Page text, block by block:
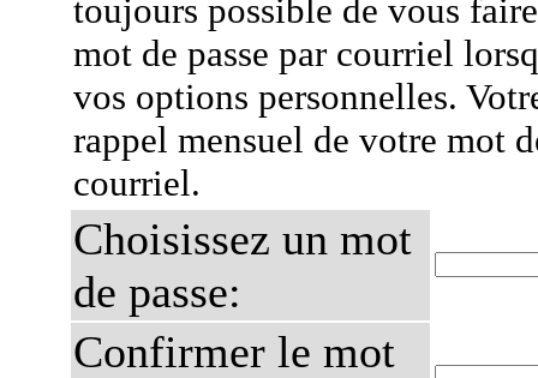
toujours possible de vous
mot de passe par courriel
vos options personnelles.
rappel mensuel de votre mot
courriel.
Choisissez un mot
de passe:
Confirmer le mot